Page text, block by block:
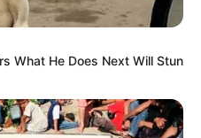
What He Does Next Will Stun